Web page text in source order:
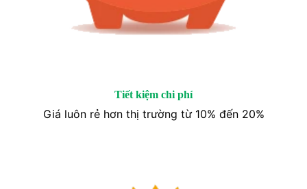
Tiết kiệm chi phí
Giá luôn rẻ hơn thị trường từ 10% đến 20%